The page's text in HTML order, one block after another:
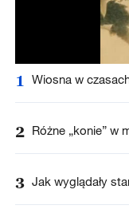
1 Wiosna w
2 Różne „konie” w
3 Jak wyglądały